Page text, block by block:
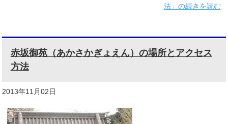
法」の続きを読む
赤坂御苑（あかさかぎょえん）の場所とアクセス
方法
2013年11月02日